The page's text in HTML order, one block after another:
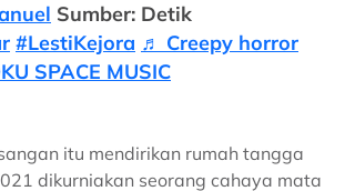
Sumber: Detik
#LestiKejora ♬ Creepy horror
SPACE MUSIC
itu mendirikan rumah tangga
dikurniakan seorang cahaya mata